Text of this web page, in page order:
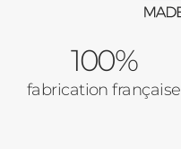
100%
fabrication française